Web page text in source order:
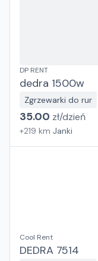
DP RENT
dedra 1500w
Zgrzewarki do rur
35.00 zł/dzień
+219 km Janki
Cool Rent
DEDRA 7514